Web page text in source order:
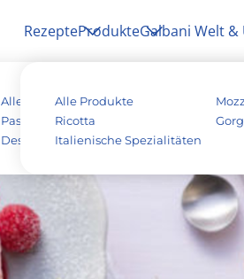
Rezepte
Alle Rezepte Antipasti
Pasta & Aufläufe
Dessert
Tiramisu Vegetarisch
Produkte
Alle Produkte
Ricotta
Italienische Spezialitäten
Galbani Welt &